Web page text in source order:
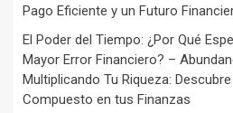
Pago Eficiente y un Futuro
El Poder del Tiempo: ¿Por Qué
Mayor Error Financiero? –
Multiplicando Tu Riqueza:
Compuesto en tus Finanzas